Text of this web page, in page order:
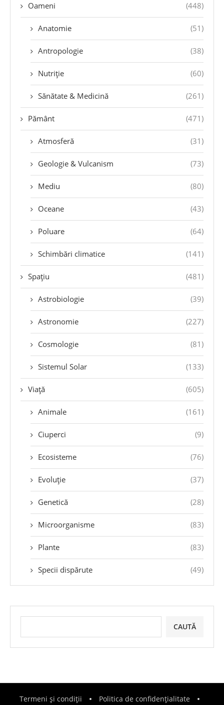
Oameni (448)
Anatomie (51)
Antropologie (38)
Nutriție (60)
Sănătate & Medicină (261)
Pământ (471)
Atmosferă (31)
Geologie & Vulcanism (73)
Mediu (80)
Oceane (43)
Poluare (64)
Schimbări climatice (141)
Spațiu (481)
Astrobiologie (39)
Astronomie (227)
Cosmologie (81)
Sistemul Solar (133)
Viață (605)
Animale (161)
Ciuperci (9)
Ecosisteme (76)
Evoluție (37)
Genetică (28)
Microorganisme (83)
Plante (83)
Specii dispărute (49)
CAUTĂ
Termeni și condiții Politica de confidențialitate